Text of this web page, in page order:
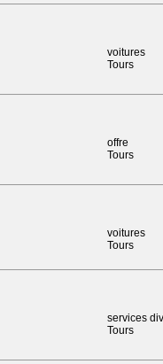
voitures
Tours
offre
Tours
voitures
Tours
services
Tours